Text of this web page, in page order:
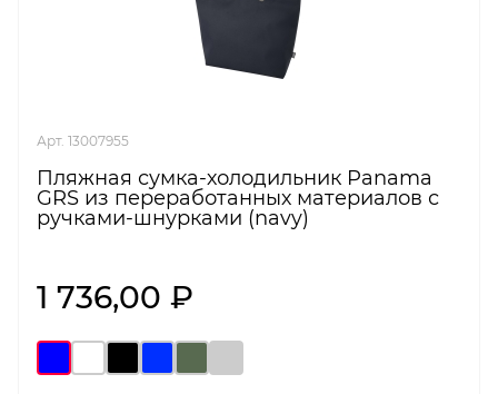
Арт. 13007955
Пляжная сумка-холодильник Panama
GRS из переработанных материалов с
ручками-шнурками (navy)
1 736,00 ₽